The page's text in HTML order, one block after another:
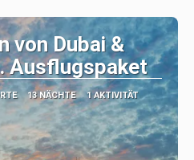
von Dubai &
Ausflugspaket
13 NÄCHTE
1 AKTIVITÄT